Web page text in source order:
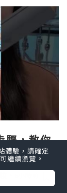
驟，教你
💇‍♀️
體驗，請確定
繼續瀏覽。